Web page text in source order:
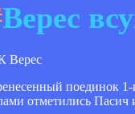
Верес
Верес
поединок
отметились Пасич